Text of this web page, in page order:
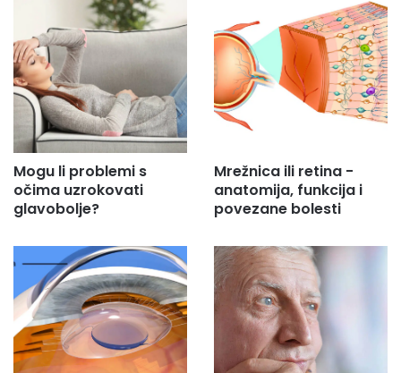
Mogu li problemi s
očima uzrokovati
glavobolje?
Mrežnica ili retina -
anatomija, funkcija i
povezane bolesti